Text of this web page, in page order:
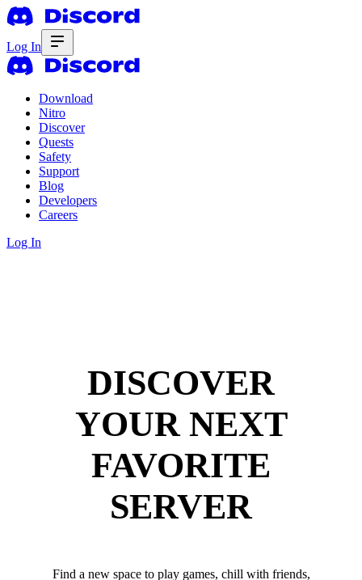
Log In
Download
Nitro
Discover
Quests
Safety
Support
Blog
Developers
Careers
Log In
DISCOVER
YOUR NEXT
FAVORITE
SERVER
Find a new space to play games, chill with friends,